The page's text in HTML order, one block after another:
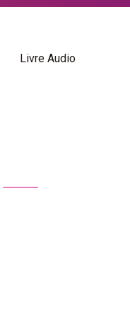
Livre Audio